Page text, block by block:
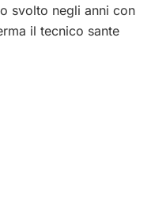
svolto negli anni con
il tecnico sante